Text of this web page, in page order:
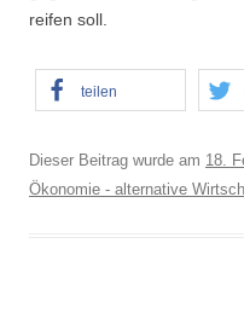
reifen soll.
teilen
Dieser Beitrag wurde am 18.
Ökonomie - alternative